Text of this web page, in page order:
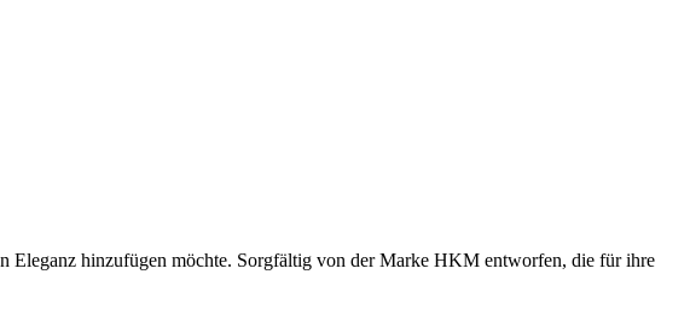
Eleganz hinzufügen möchte. Sorgfältig von der Marke HKM entworfen, die für ihre